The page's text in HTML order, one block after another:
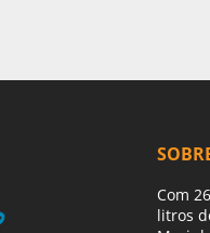
Com
litros